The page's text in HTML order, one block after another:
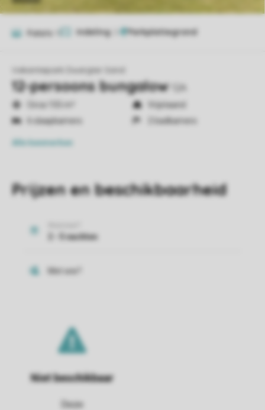
Foto's Indeling
Vakantiepark Dwergter Sand
12-persoons bungalow
Circa 155 m²
Vrijstaand
6 slaapkamers
2 badkamers
Alle kenmerken
Prijzen en beschikbaarheid